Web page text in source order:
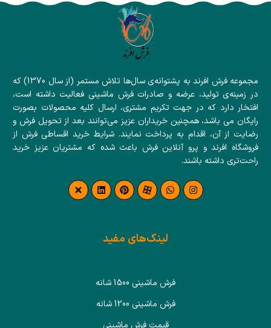
مجموعه فرش افرند به پشتوانه‌ی سال‌ها تلاش مستمر (از سال 1370) که
در زمینه‌ی تولید، عرضه و صادرات فرش ماشینی فعالیت داشته است،
افتخار دارد که در جهت تکریم مشتری، ارسال کلیه محصولات بصورت
رایگان می باشد، همچنین خریداران عزیز می‌توانند بعد از تحویل فرش و
رضایت از آن، اقدام به پرداخت نمایند. شرایط خرید اقساطی فرش از
فروشگاه افرند و پرو آنلاین فرش باعث شده که مشتریان عزیز خرید
راحت‌تری داشته باشند.
لینک‌های مفید
فرش ماشینی 1500 شانه
فرش ماشینی 1200 شانه